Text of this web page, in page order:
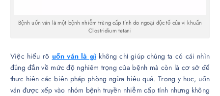
Bệnh uốn ván là một bệnh nhiễm trùng cấp tính do ngoại độc tố của vi khuẩn
Clostridium tetani
Việc hiểu rõ uốn ván là gì không chỉ giúp chúng ta có cái nhìn
đúng đắn về mức độ nghiêm trọng của bệnh mà còn là cơ sở để
thực hiện các biện pháp phòng ngừa hiệu quả. Trong y học, uốn
ván được xếp vào nhóm bệnh truyền nhiễm cấp tính nhưng không